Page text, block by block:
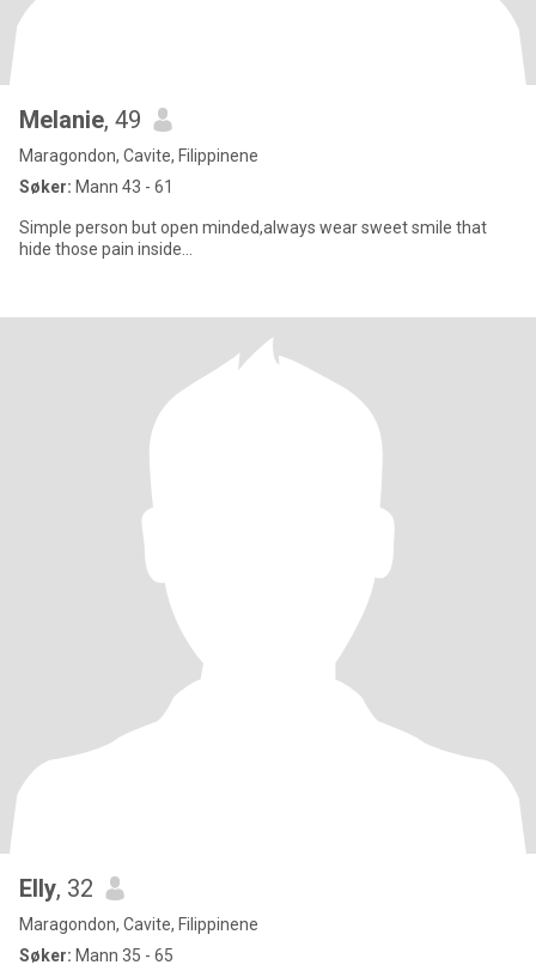
Melanie, 49
Maragondon, Cavite, Filippinene
Søker: Mann 43 - 61
Simple person but open minded,always wear sweet smile that
hide those pain inside...
Elly, 32
Maragondon, Cavite, Filippinene
Søker: Mann 35 - 65